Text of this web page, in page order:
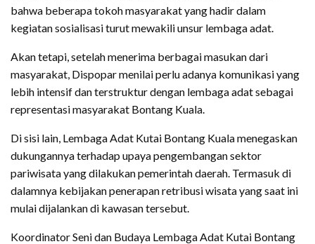
bahwa beberapa tokoh masyarakat yang hadir dalam
kegiatan sosialisasi turut mewakili unsur lembaga adat.
Akan tetapi, setelah menerima berbagai masukan dari
masyarakat, Dispopar menilai perlu adanya komunikasi yang
lebih intensif dan terstruktur dengan lembaga adat sebagai
representasi masyarakat Bontang Kuala.
Di sisi lain, Lembaga Adat Kutai Bontang Kuala menegaskan
dukungannya terhadap upaya pengembangan sektor
pariwisata yang dilakukan pemerintah daerah. Termasuk di
dalamnya kebijakan penerapan retribusi wisata yang saat ini
mulai dijalankan di kawasan tersebut.
Koordinator Seni dan Budaya Lembaga Adat Kutai Bontang